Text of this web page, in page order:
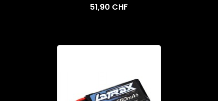
51,90 CHF